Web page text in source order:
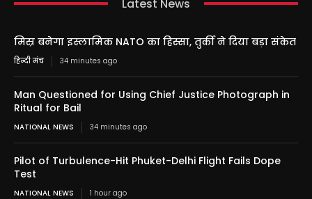
Latest News
मिस्र बनेगा इस्लामिक NATO का हिस्सा, तुर्की ने दिया बड़ा संकेत
हिन्दी मंच 34 minutes ago
Man Questioned for Using Chief Justice Photograph in
Ritual for Bail
NATIONAL NEWS 34 minutes ago
Pilot of Turbulence-Hit Phuket-Delhi Flight Fails Dope
Test
NATIONAL NEWS 1 hour ago